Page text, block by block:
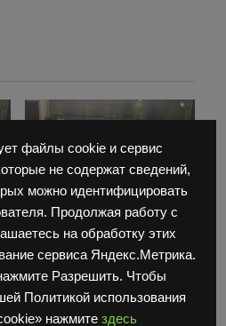
файлы cookie и сервис
не содержат сведений,
можно идентифицировать
Продолжая работу с
на обработку этих
сервиса Яндекс.Метрика.
Разрешить. Чтобы
Политикой использования
нажмите здесь
АКБ для Balkanсar
(Балканкар)